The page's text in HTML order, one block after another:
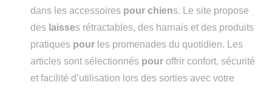
dans les accessoires pour chiens. Le site propose
des laisses rétractables, des harnais et des produits
pratiques pour les promenades du quotidien. Les
articles sont sélectionnés pour offrir confort, sécurité
et facilité d’utilisation lors des sorties avec votre